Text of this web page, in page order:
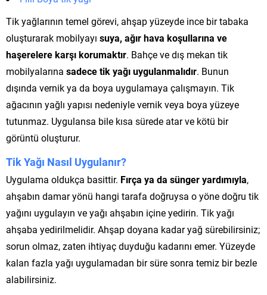
Tik yağlarının temel görevi, ahşap yüzeyde ince bir tabaka
oluşturarak mobilyayı suya, ağır hava koşullarına ve
haşerelere karşı korumaktır. Bahçe ve dış mekan tik
mobilyalarına sadece tik yağı uygulanmalıdır. Bunun
dışında vernik ya da boya uygulamaya çalışmayın. Tik
ağacının yağlı yapısı nedeniyle vernik veya boya yüzeye
tutunmaz. Uygulansa bile kısa sürede atar ve kötü bir
görüntü oluşturur.
Tik Yağı Nasıl Uygulanır?
Uygulama oldukça basittir. Fırça ya da sünger yardımıyla,
ahşabın damar yönü hangi tarafa doğruysa o yöne doğru tik
yağını uygulayın ve yağı ahşabın içine yedirin. Tik yağı
ahşaba yedirilmelidir. Ahşap doyana kadar yağ sürebilirsiniz;
sorun olmaz, zaten ihtiyaç duyduğu kadarını emer. Yüzeyde
kalan fazla yağı uygulamadan bir süre sonra temiz bir bezle
alabilirsiniz.